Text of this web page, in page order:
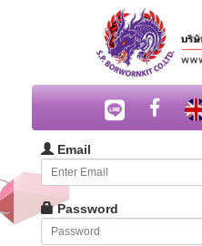
Email
Password